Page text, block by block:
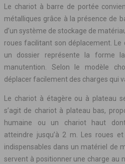
Le chariot à barre de portée
métalliques grâce à la présence de
d’un système de stockage de
roues facilitant son déplacement. Le
un dossier représente la forme
manutention. Selon le modèle
déplacer facilement des charges qui
Le chariot à étagère ou à plateau
s’agit de chariot à plateau bas,
humaine ou un chariot haut
atteindre jusqu’à 2 m. Les roues
indispensables dans un matériel de
servent à positionner une charge au